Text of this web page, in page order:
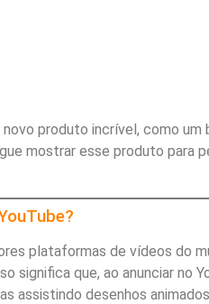
produto incrível, como um
mostrar esse produto para
plataformas de vídeos do
significa que, ao anunciar no
assistindo desenhos